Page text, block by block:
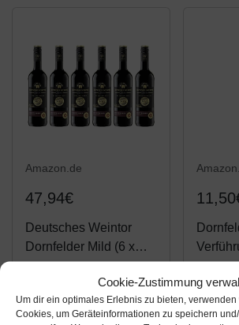
Cookie-Zustimmung
Um dir ein optimales Erlebnis zu bieten,
Cookies, um Geräteinformationen zu speichern
Amazon.de
47,94€
Deutsches Weintor
Dornfelder Mild (6 x
0.75 l)
Amazon / Ebay
Produkt ansehen*